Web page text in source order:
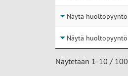
Näytä huoltopyyntö
Näytä huoltopyyntö
Näytetään 1-10 / 100